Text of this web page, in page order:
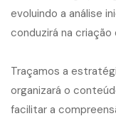
evoluindo a análise
conduzirá na
Traçamos a
organizará o
facilitar a